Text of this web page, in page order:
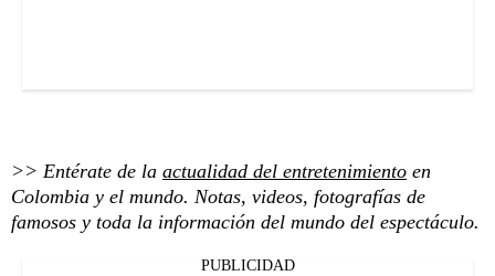
>> Entérate de la actualidad del entretenimiento en
Colombia y el mundo. Notas, videos, fotografías de
famosos y toda la información del mundo del espectáculo.
PUBLICIDAD